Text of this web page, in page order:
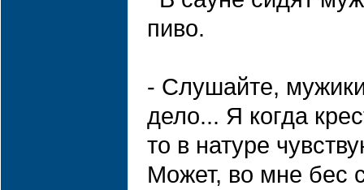
пиво.
- Слушайте,
дело... Я когда
то в натуре
Может, во мне бес